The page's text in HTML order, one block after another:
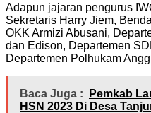
Adapun jajaran pengurus
Sekretaris Harry Jiem,
OKK Armizi Abusani,
dan Edison, Departemen
Departemen Polhukam
Baca Juga :
Pemkab
HSN 2023 Di Desa